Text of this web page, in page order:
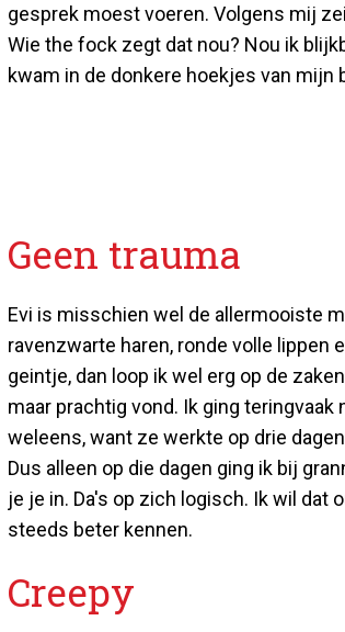
gesprek moest voeren. Volgens mij
Wie the fock zegt dat nou? Nou ik
kwam in de donkere hoekjes van mijn
Geen trauma
Evi is misschien wel de allermooiste
ravenzwarte haren, ronde volle lippen
geintje, dan loop ik wel erg op de
maar prachtig vond. Ik ging teringvaak
weleens, want ze werkte op drie
Dus alleen op die dagen ging ik bij
je je in. Da's op zich logisch. Ik wil dat
steeds beter kennen.
Creepy